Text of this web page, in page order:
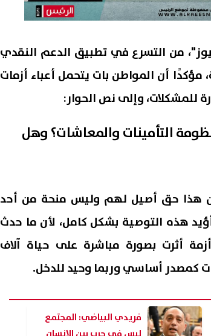
من التسرع في تطبيق الدعم النقدي
مؤكدًا أن المواطن بات يتحمل أعباء أزمات
للمشكلات، وإلى نص الحوار:
التأمينات والمعاشات؟ وهل
هذا حق أصيل لهم وليس منحة من أحد
هذه التوصية بشكل كامل، لأن ما حدث
أثرت بصورة مباشرة على حياة آلاف
كمصدر أساسي وربما وحيد للدخل.
فريدي البياضي: المجتمع